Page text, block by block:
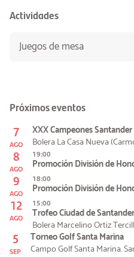
Actividades
Juegos de mesa
Próximos eventos
7
AGO
XXX Campeones Santander
Bolera La Casa Nueva
8
AGO
19:00
Promoción División de
9
AGO
18:00
Promoción División de
12
AGO
15:00
Trofeo Ciudad de
Bolera Marcelino Ortiz
5
SEP
Torneo Golf Santa Marina
Campo Golf Santa Marina.